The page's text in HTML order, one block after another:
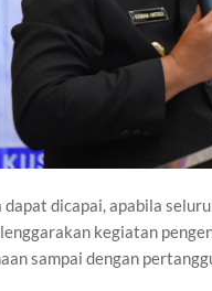
dicapai, apabila
kegiatan
sampai dengan